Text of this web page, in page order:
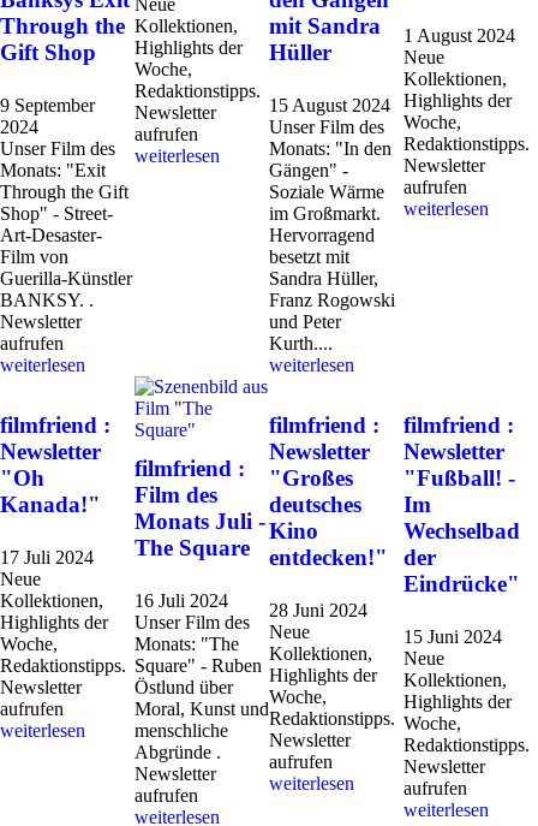
Through the
Gift Shop
9 September
2024
Unser Film des
Monats: "Exit
Through the Gift
Shop" - Street-
Art-Desaster-
Film von
Guerilla-Künstler
BANKSY. .
Newsletter
aufrufen
weiterlesen
Neue
Kollektionen,
Highlights der
Woche,
Redaktionstipps.
Newsletter
aufrufen
weiterlesen
mit Sandra
Hüller
15 August 2024
Unser Film des
Monats: "In den
Gängen" -
Soziale Wärme
im Großmarkt.
Hervorragend
besetzt mit
Sandra Hüller,
Franz Rogowski
und Peter
Kurth....
weiterlesen
1 August 2024
Neue
Kollektionen,
Highlights der
Woche,
Redaktionstipps.
Newsletter
aufrufen
weiterlesen
filmfriend :
Newsletter
"Oh
Kanada!"
17 Juli 2024
Neue
Kollektionen,
Highlights der
Woche,
Redaktionstipps.
Newsletter
aufrufen
weiterlesen
filmfriend :
Film des
Monats Juli -
The Square
16 Juli 2024
Unser Film des
Monats: "The
Square" - Ruben
Östlund über
Moral, Kunst und
menschliche
Abgründe .
Newsletter
aufrufen
weiterlesen
filmfriend :
Newsletter
"Großes
deutsches
Kino
entdecken!"
28 Juni 2024
Neue
Kollektionen,
Highlights der
Woche,
Redaktionstipps.
Newsletter
aufrufen
weiterlesen
filmfriend :
Newsletter
"Fußball! -
Im
Wechselbad
der
Eindrücke"
15 Juni 2024
Neue
Kollektionen,
Highlights der
Woche,
Redaktionstipps.
Newsletter
aufrufen
weiterlesen